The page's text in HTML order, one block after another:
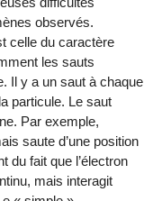
observés.
celle du caractère
les sauts
Il y a un saut à chaque
particule. Le saut
Par exemple,
saute d’une position
du fait que l’électron
mais interagit